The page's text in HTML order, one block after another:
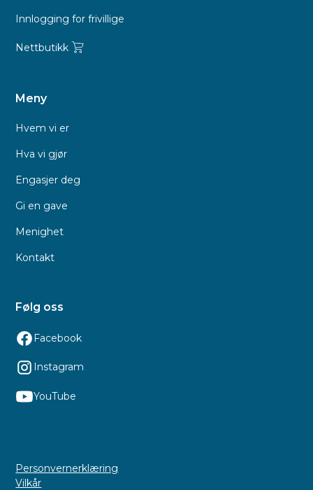
Innlogging for frivillige
Nettbutikk
Meny
Hvem vi er
Hva vi gjør
Engasjer deg
Gi en gave
Menighet
Kontakt
Følg oss
Facebook
Instagram
YouTube
Personvernerklæring
Vilkår